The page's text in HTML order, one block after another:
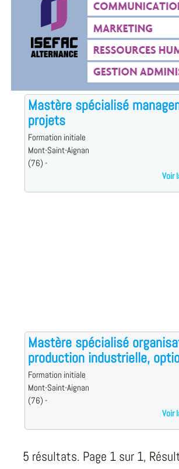
Mastère spécialisé
projets
Formation initiale
Mont-Saint-Aignan
(76) -
Voir
Mastère spécialisé
production industrielle,
Formation initiale
Mont-Saint-Aignan
(76) -
Voir
5 résultats. Page 1 sur 1,